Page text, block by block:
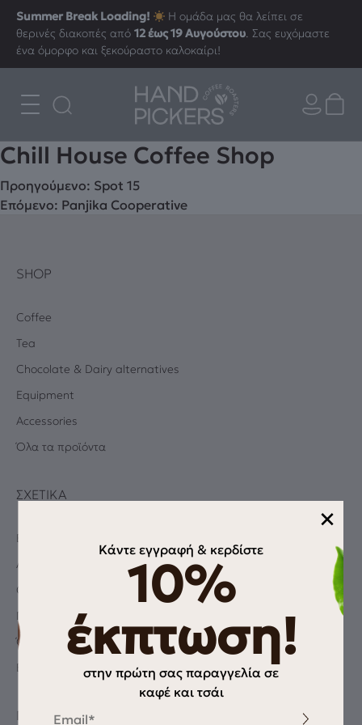
Summer Break Loading!
Η ομάδα μας θα λείπει σε
θερινές διακοπές από12 έως 19 Αυγούστου. Σας ευχόμαστε
ένα όμορφο και ξεκούραστο καλοκαίρι!
Chill House Coffee Shop
Πλοήγηση
άρθρων
Προηγούμενο: Spot 15
Επόμενο: Panjika Cooperative
×
Κάντε εγγραφή & κερδίστε
10%
έκπτωση!
στην πρώτη σας παραγγελία σε
καφέ και τσάι
Email
SHOP
Coffee
Tea
Chocolate & Dairy alternatives
Equipment
Accessories
Όλα τα προϊόντα
ΣΧΕΤΙΚΆ
Blog
Albums
Coffee Quiz
Πολιτική Απορρήτου
Όροι χρήσης
Επικοινωνία
ΠΛΗΡΟΦΟΡΊΕΣ